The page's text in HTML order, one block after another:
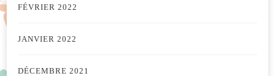
FÉVRIER 2022
JANVIER 2022
DÉCEMBRE 2021